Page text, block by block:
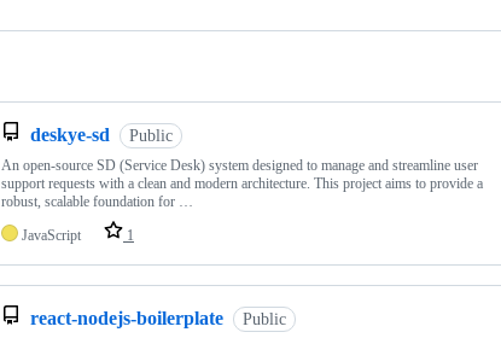
deskye-sd Public
An open-source SD (Service Desk) system designed to manage and streamline user
support requests with a clean and modern architecture. This project aims to provide a
robust, scalable foundation for …
JavaScript
1
react-nodejs-boilerplate Public